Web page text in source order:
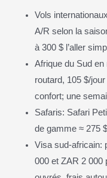
Vols
A/R selon la
à 300 $ l’aller
Afrique du Sud
routard, 105 $/
confort; une
Safaris: Safari
de gamme ≈ 275
Visa sud-africain:
000 et ZAR 2 000